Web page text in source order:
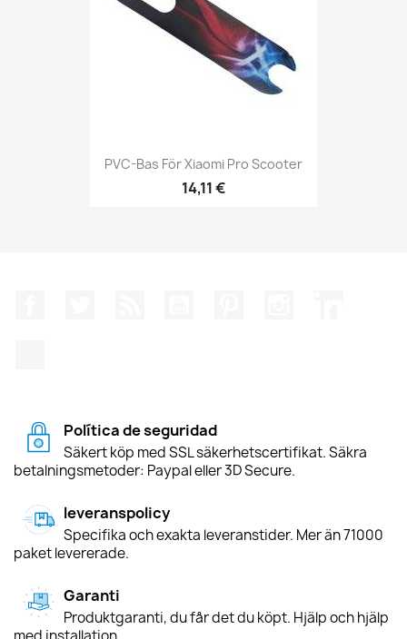
PVC-Bas För Xiaomi Pro Scooter
14,11 €
Política de seguridad
Säkert köp med SSL säkerhetscertifikat. Säkra
betalningsmetoder: Paypal eller 3D Secure.
leveranspolicy
Specifika och exakta leveranstider. Mer än 71000
paket levererade.
Garanti
Produktgaranti, du får det du köpt. Hjälp och hjälp